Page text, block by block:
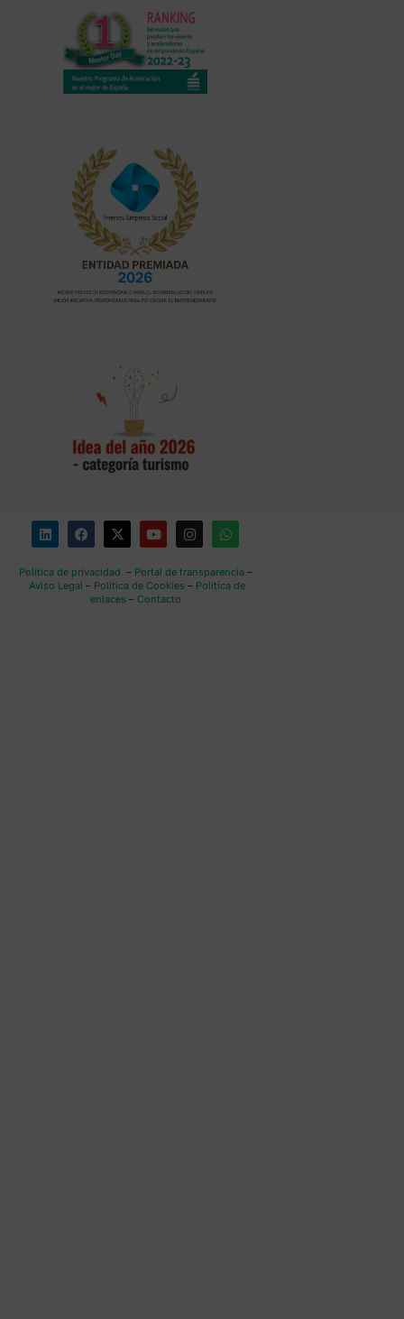
Política de privacidad – Portal de transparencia–
Aviso Legal – Política de Cookies – Política de
enlaces – Contacto